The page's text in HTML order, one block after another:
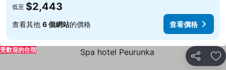
低至 $2,443
查看其他 6 個網站的價格 查看價格
分享 加
受歡迎的住宿